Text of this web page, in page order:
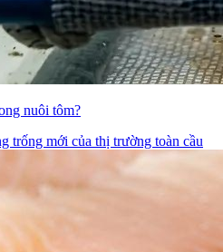
nuôi tôm?
trống mới của thị trường toàn cầu